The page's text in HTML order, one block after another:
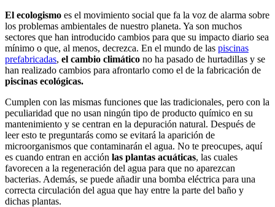
El ecologismo es el movimiento social que fa la voz de alarma sobre
los problemas ambientales de nuestro planeta. Ya son muchos
sectores que han introducido cambios para que su impacto diario sea
mínimo o que, al menos, decrezca. En el mundo de las piscinas
prefabricadas, el cambio climático no ha pasado de hurtadillas y se
han realizado cambios para afrontarlo como el de la fabricación de
piscinas ecológicas.
Cumplen con las mismas funciones que las tradicionales, pero con la
peculiaridad que no usan ningún tipo de producto químico en su
mantenimiento y se centran en la depuración natural. Después de
leer esto te preguntarás como se evitará la aparición de
microorganismos que contaminarán el agua. No te preocupes, aquí
es cuando entran en acción las plantas acuáticas, las cuales
favorecen a la regeneración del agua para que no aparezcan
bacterias. Además, se puede añadir una bomba eléctrica para una
correcta circulación del agua que hay entre la parte del baño y
dichas plantas.